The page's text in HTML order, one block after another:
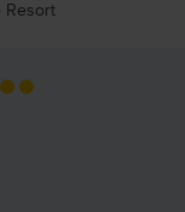
Resort